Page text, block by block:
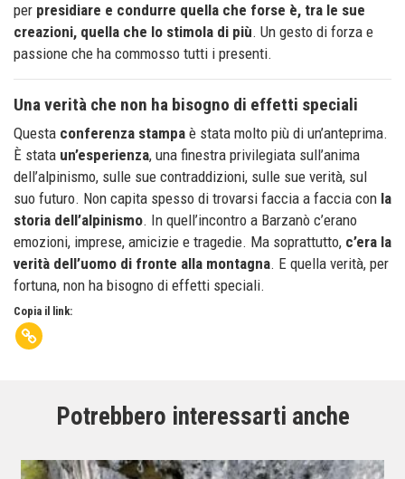
per presidiare e condurre quella che forse è, tra le sue
creazioni, quella che lo stimola di più. Un gesto di forza e
passione che ha commosso tutti i presenti.
Una verità che non ha bisogno di effetti speciali
Questa conferenza stampa è stata molto più di un’anteprima.
È stata un’esperienza, una finestra privilegiata sull’anima
dell’alpinismo, sulle sue contraddizioni, sulle sue verità, sul
suo futuro. Non capita spesso di trovarsi faccia a faccia con la
storia dell’alpinismo. In quell’incontro a Barzanò c’erano
emozioni, imprese, amicizie e tragedie. Ma soprattutto, c’era la
verità dell’uomo di fronte alla montagna. E quella verità, per
fortuna, non ha bisogno di effetti speciali.
Copia il link:
Potrebbero interessarti anche